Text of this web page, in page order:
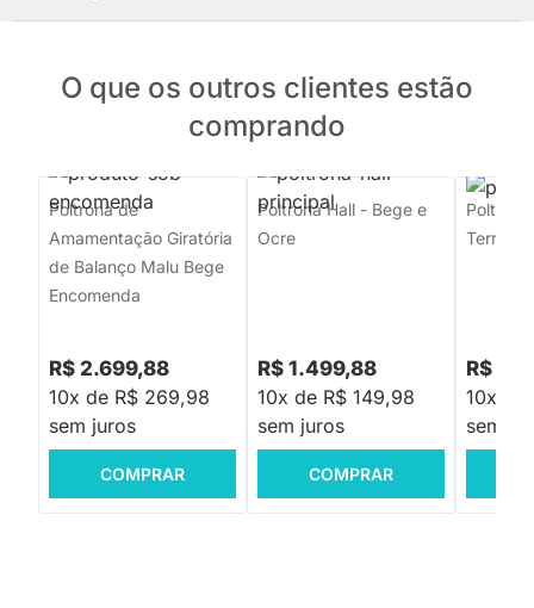
O que os outros clientes estão
comprando
Poltrona de
Amamentação Giratória
de Balanço Malu Bege
Encomenda
R$ 2.699,88
10x de R$ 269,98
sem juros
COMPRAR
Poltrona Hall - Bege e
Ocre
R$ 1.499,88
10x de R$ 149,98
sem juros
COMPRAR
R$
10x de
sem